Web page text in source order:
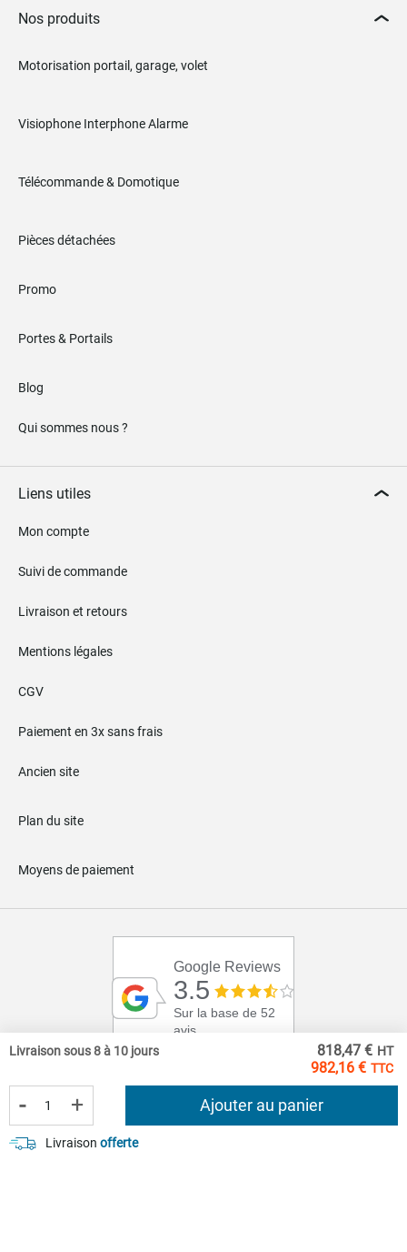
982,16 €
818,47 €
Livraison sous 8 à 10 jours
- + Ajouter au panier
Livraison offerte
Nos produits
Motorisation portail, garage, volet
Visiophone Interphone Alarme
Télécommande & Domotique
Pièces détachées
Promo
Portes & Portails
Blog
Qui sommes nous ?
Liens utiles
Mon compte
Suivi de commande
Livraison et retours
Mentions légales
CGV
Paiement en 3x sans frais
Ancien site
Plan du site
Moyens de paiement
Google Reviews
3.5
Sur la base de 52
avis